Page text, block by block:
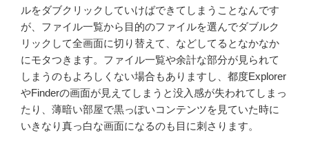
ルをダブクリックしていけばできてしまうことなんです
が、ファイル一覧から目的のファイルを選んでダブルク
リックして全画面に切り替えて、などしてるとなかなか
にモタつきます。ファイル一覧や余計な部分が見られて
しまうのもよろしくない場合もありますし、都度Explorer
やFinderの画面が見えてしまうと没入感が失われてしまっ
たり、薄暗い部屋で黒っぽいコンテンツを見ていた時に
いきなり真っ白な画面になるのも目に刺さります。